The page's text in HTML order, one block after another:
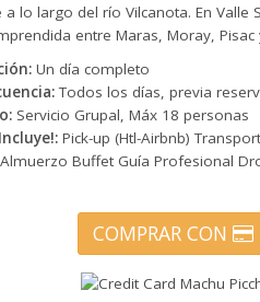
a lo largo del río Vilcanota. En Valle
entre Maras, Moray,
Un día completo
Todos los días, previa
Servicio Grupal, Máx 18 personas
Pick-up (Htl-Airbnb)
Almuerzo Buffet Guía Profesional
COMPRAR CON